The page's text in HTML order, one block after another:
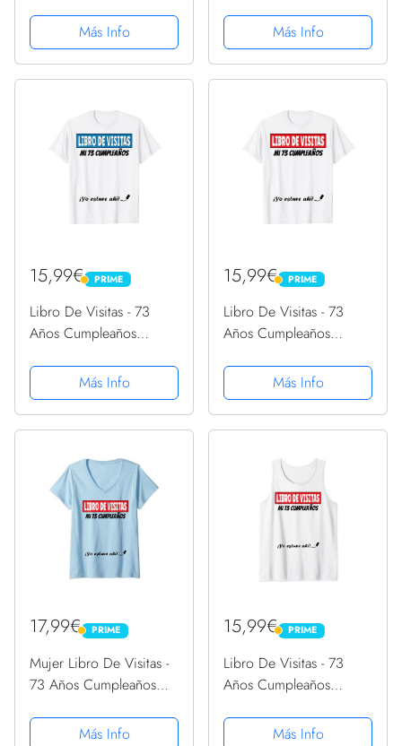
cumpleaños Camiseta
Más Info
Camiseta Cuello V
Más Info
15,99€ PRIME
PRIME
Libro De Visitas - 73
Años Cumpleaños
CamisetaMás Info
15,99€ PRIME
PRIME
Libro De Visitas - 73
Años Cumpleaños
CamisetaMás Info
17,99€ PRIME
PRIME
Mujer Libro De Visitas -
73 Años Cumpleaños
Camiseta Cuello V
Más Info
15,99€ PRIME
PRIME
Libro De Visitas - 73
Años Cumpleaños
Camiseta sin Mangas
Más Info